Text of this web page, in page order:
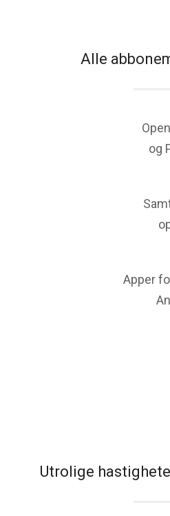
Alle
og
Apper
Utrolige